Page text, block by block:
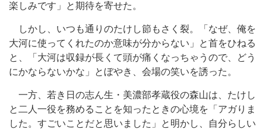
楽しみです」と期待を寄せた。
しかし、いつも通りのたけし節もさく裂。「なぜ、俺を
大河に使ってくれたのか意味が分からない」と首をひねる
と、「大河は収録が長くて頭が痛くなっちゃうので、どう
にかならないかな」とぼやき、会場の笑いを誘った。
一方、若き日の志ん生・美濃部孝蔵役の森山は、たけし
と二人一役を務めることを知ったときの心境を「アガりま
した。すごいことだと思いました」と明かし、自分らしい